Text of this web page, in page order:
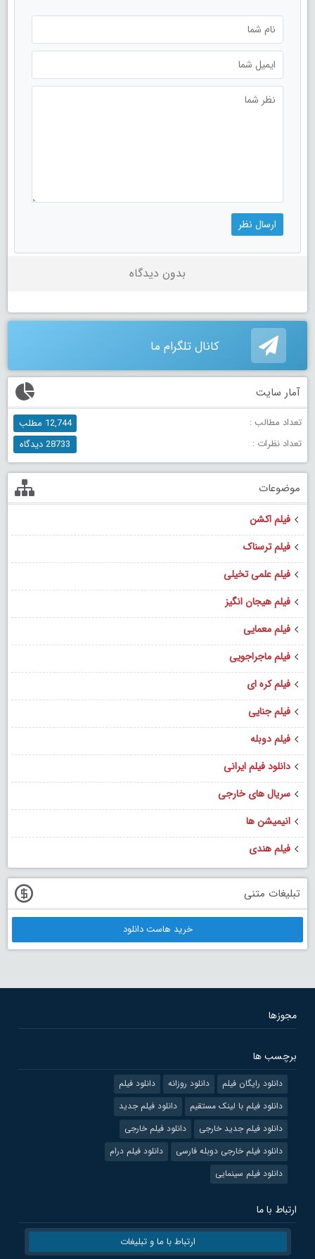
بدون دیدگاه
کانال تلگرام ما
آمار سایت
تعداد مطالب :
12,744 مطلب
تعداد نظرات :
28733 دیدگاه
موضوعات
فیلم اکشن
فیلم ترسناک
فیلم علمی تخیلی
فیلم هیجان انگیز
فیلم معمایی
فیلم ماجراجویی
فیلم کره ای
فیلم جنایی
فیلم دوبله
دانلود فیلم ایرانی
سریال های خارجی
انیمیشن ها
فیلم هندی
تبلیغات متنی
خرید هاست دانلود
مجوزها
برچسب ها
دانلود رایگان فیلم دانلود روزانه
دانلود فیلم
دانلود فیلم با لینک مستقیم
دانلود فیلم جدید
دانلود فیلم جدید خارجی
دانلود فیلم خارجی
دانلود فیلم خارجی دوبله فارسی
دانلود فیلم درام
دانلود فیلم سینمایی
ارتباط با ما
ارتباط با ما و تبلیغات